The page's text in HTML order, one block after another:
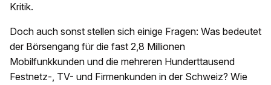
Kritik.
Doch auch sonst stellen sich einige Fragen: Was bedeutet
der Börsengang für die fast 2,8 Millionen
Mobilfunkkunden und die mehreren Hunderttausend
Festnetz-, TV- und Firmenkunden in der Schweiz? Wie